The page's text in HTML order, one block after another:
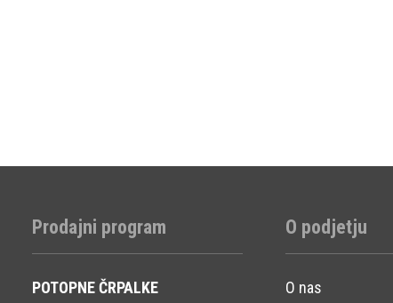
Prodajni program
POTOPNE ČRPALKE
O podjetju
O nas